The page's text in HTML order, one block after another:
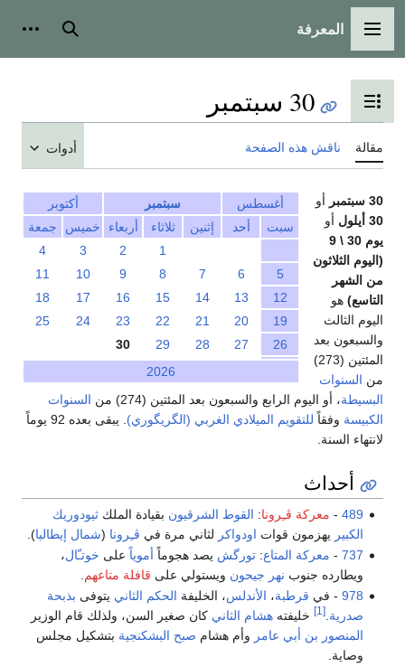
القائمة الرئيسية
المعرفة بحث
تبديل عرض جدول المحتويات
30 سبتمبر
مقالة ناقش هذه الصفحة أدوات
أغسطس سبتمبر
أكتوبر
سبت
أحد إثنين ثلاثاء أربعاء خميس
جمعة
1
2
3
4
5
6
7
8
9
10
11
12
13
14
15
16
17
18
19
20
21
22
23
24
25
26
27
28
29
30
2026
30 سبتمبر
أو
30 أيلول
أو
يوم 30 \ 9
(اليوم الثلاثون
من الشهر
التاسع) هو
اليوم الثالث
والسبعون بعد
المئتين (273)
من السنوات
البسيطة، أو اليوم الرابع والسبعون بعد المئتين (274) من
السنوات
الكبيسة وفقاً للتقويم الميلادي الغربي (الگريگوري)
. يبقى بعده 92 يوماً
لانتهاء السنة.
أحداث
489
- معركة ڤـِرونا: القوط الشرقيون بقيادة الملكثيودوريك
الكبير يهزمون قوات اودواكر لثاني مرة في ڤـِرونا (شمال إيطاليا).
737
- معركة المتاع:تورگش يصد هجوماً أموياً على خوتـّال،
ويطارده جنوب نهر جيحون ويستولي على قافلة متاعهم
978 - في قرطبة، الأندلس، الخليفة الحكم الثاني يتوفى بذبحة
صدرية.
[1] خليفتههشام الثاني كان صغير السن، ولذلك قام الوزير
المنصور بن أبي عامر وأم هشام صبح البشكنجية بتشكيل مجلس
وصاية.